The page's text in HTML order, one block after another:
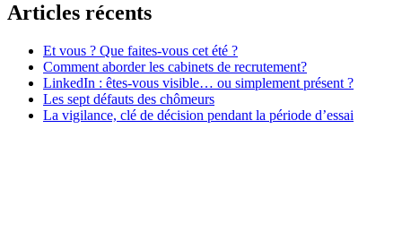
Articles récents
Et vous ? Que faites-vous cet été ?
Comment aborder les cabinets de recrutement?
LinkedIn : êtes-vous visible… ou simplement présent ?
Les sept défauts des chômeurs
La vigilance, clé de décision pendant la période d’essai